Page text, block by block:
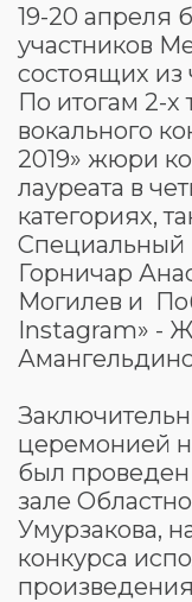
19-20 апреля
участников
состоящих из
По итогам 2-
вокального
2019» жюри
лауреата в
категориях,
Специальный
Горничар
Могилев и
Instagram» -
церемонией
был проведен
зале
Умурзакова,
конкурса